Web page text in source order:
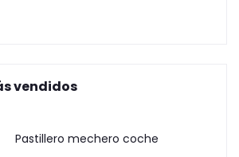
vendidos
Pastillero mechero coche